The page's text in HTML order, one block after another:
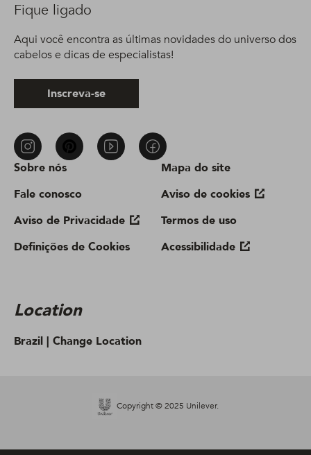
Sobre nós
Fale conosco
Aviso de Privacidade
Definições de Cookies
Mapa do site
Aviso de cookies
Termos de uso
Acessibilidade
Location
Brazil | Change Location
Fique ligado
Aqui você encontra as últimas novidades do universo dos
cabelos e dicas de especialistas!
Inscreva-se
Copyright © 2025 Unilever.